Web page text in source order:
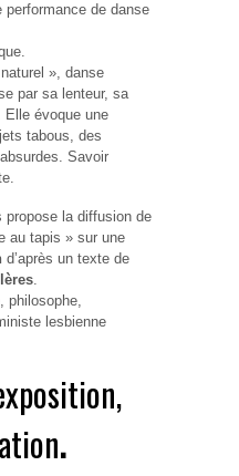
de danse
», danse
par sa lenteur, sa
évoque une
tabous, des
Savoir
propose la diffusion de
au tapis » sur une
d’après un texte de
philosophe,
lesbienne
.